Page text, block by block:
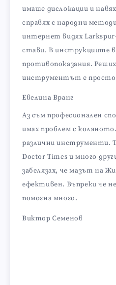
имаше дислокации и
справях с народни
интернет видях
стави. В инструкциите
противопоказания.
инструментът е
Евелина Вранг
Аз съм професионален
имах проблем с
различни инструменти.
Doctor Times и много
забелязах, че мазът на
ефективен. Въпреки че
помогна много.
Виктор Семенов